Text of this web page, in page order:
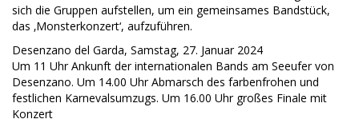
sich die Gruppen aufstellen, um ein gemeinsames Bandstück,
das ‚Monsterkonzert‘, aufzuführen.
Desenzano del Garda, Samstag, 27. Januar 2024
Um 11 Uhr Ankunft der internationalen Bands am Seeufer von
Desenzano. Um 14.00 Uhr Abmarsch des farbenfrohen und
festlichen Karnevalsumzugs. Um 16.00 Uhr großes Finale mit
Konzert